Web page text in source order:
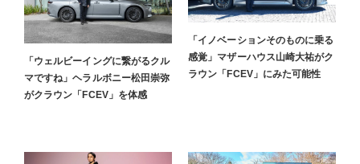
「ウェルビーイングに繋がるクル
マですね」ヘラルボニー松田崇弥
がクラウン「FCEV」を体感
「イノベーションそのものに乗る
感覚」マザーハウス山崎大祐がク
ラウン「FCEV」にみた可能性